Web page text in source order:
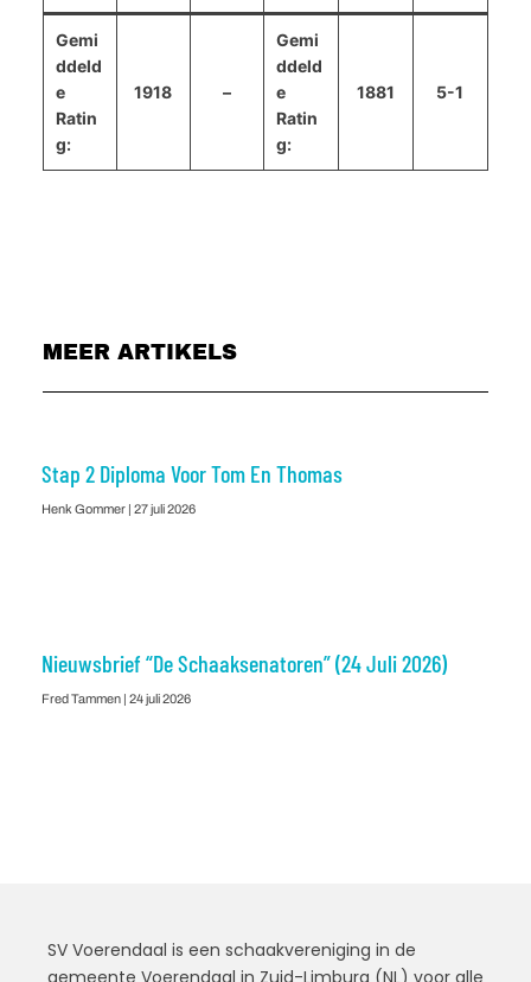
Gemi
ddeld
e
Ratin
g:
1918 –
Gemi
ddeld
e
Ratin
g:
1881 5-1
MEER ARTIKELS
Stap 2 Diploma Voor Tom En Thomas
Henk Gommer 27 juli 2026
Nieuwsbrief “De Schaaksenatoren” (24 Juli 2026)
Fred Tammen 24 juli 2026
SV Voerendaal is een schaakvereniging in de
gemeente Voerendaal in Zuid-Limburg (NL) voor alle